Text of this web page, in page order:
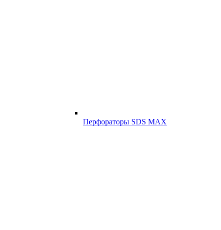
Перфораторы SDS MAX